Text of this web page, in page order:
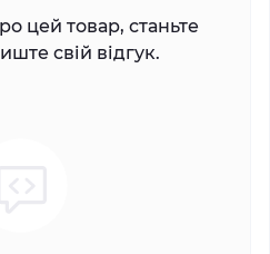
цей товар, станьте
свій відгук.